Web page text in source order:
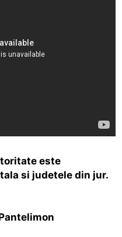
este
si judetele din jur.